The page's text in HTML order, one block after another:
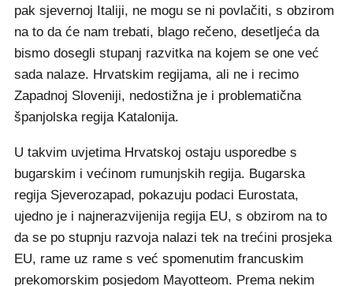
pak sjevernoj Italiji, ne mogu se ni povlačiti, s obzirom
na to da će nam trebati, blago rečeno, desetljeća da
bismo dosegli stupanj razvitka na kojem se one već
sada nalaze. Hrvatskim regijama, ali ne i recimo
Zapadnoj Sloveniji, nedostižna je i problematična
španjolska regija Katalonija.
U takvim uvjetima Hrvatskoj ostaju usporedbe s
bugarskim i većinom rumunjskih regija. Bugarska
regija Sjeverozapad, pokazuju podaci Eurostata,
ujedno je i najnerazvijenija regija EU, s obzirom na to
da se po stupnju razvoja nalazi tek na trećini prosjeka
EU, rame uz rame s već spomenutim francuskim
prekomorskim posjedom Mayotteom. Prema nekim